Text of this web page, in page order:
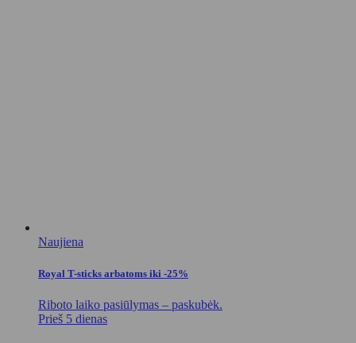
Naujiena
Royal T-sticks arbatoms iki -25%
Riboto laiko pasiūlymas – paskubėk.
Prieš 5 dienas